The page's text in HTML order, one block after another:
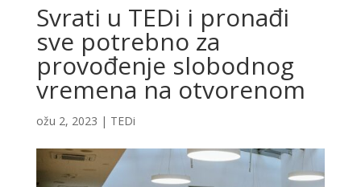
Svrati u TEDi i pronađi
sve potrebno za
provođenje slobodnog
vremena na otvorenom
ožu 2, 2023 | TEDi